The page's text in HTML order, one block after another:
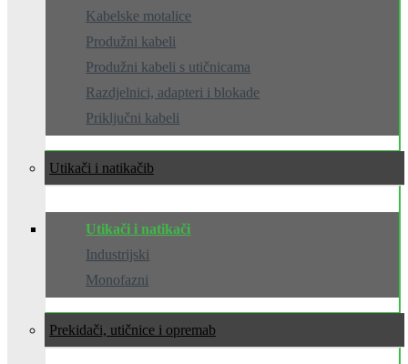
Kabelske motalice
Produžni kabeli
Produžni kabeli s utičnicama
Razdjelnici, adapteri i blokade
Priključni kabeli
Utikači i natikači
Utikači i natikači
Industrijski
Monofazni
Prekidači, utičnice i oprema